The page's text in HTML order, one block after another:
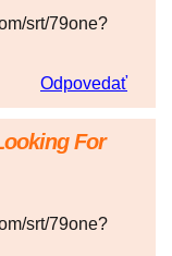
srt/79one?
Odpovedať
For
srt/79one?